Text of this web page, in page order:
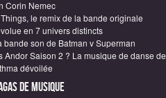
Corin Nemec
le remix de la bande originale
en 7 univers distincts
son de Batman v Superman
Saison 2 ? La musique de danse de
dévoilée
de Musique